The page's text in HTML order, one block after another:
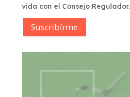
vida con el Consejo Regulador.
Suscribírme